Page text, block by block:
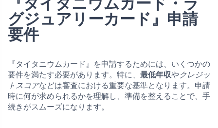
グジュアリーカード』申請
要件
『タイタニウムカード』を申請するためには、いくつかの
要件を満たす必要があります。特に、 最低年収やクレジッ
トスコアなどは審査における重要な基準となります。申請
時に何が求められるかを理解し、準備を整えることで、手
続きがスムーズになります。